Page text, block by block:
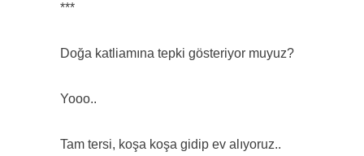
***
Doğa katliamına tepki gösteriyor muyuz?
Yooo..
Tam tersi, koşa koşa gidip ev alıyoruz..